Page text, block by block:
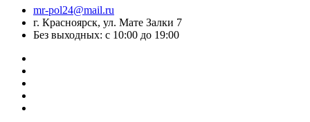
mr-pol24@mail.ru
г. Красноярск, ул. Мате Залки 7
Без выходных: с 10:00 до 19:00